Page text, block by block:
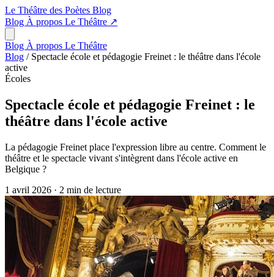
Le Théâtre des Poètes Blog
Blog À propos Le Théâtre ↗
Blog À propos Le Théâtre
Blog / Spectacle école et pédagogie Freinet : le théâtre dans l'école
active
Écoles
Spectacle école et pédagogie Freinet : le
théâtre dans l'école active
La pédagogie Freinet place l'expression libre au centre. Comment le
théâtre et le spectacle vivant s'intègrent dans l'école active en
Belgique ?
1 avril 2026 · 2 min de lecture